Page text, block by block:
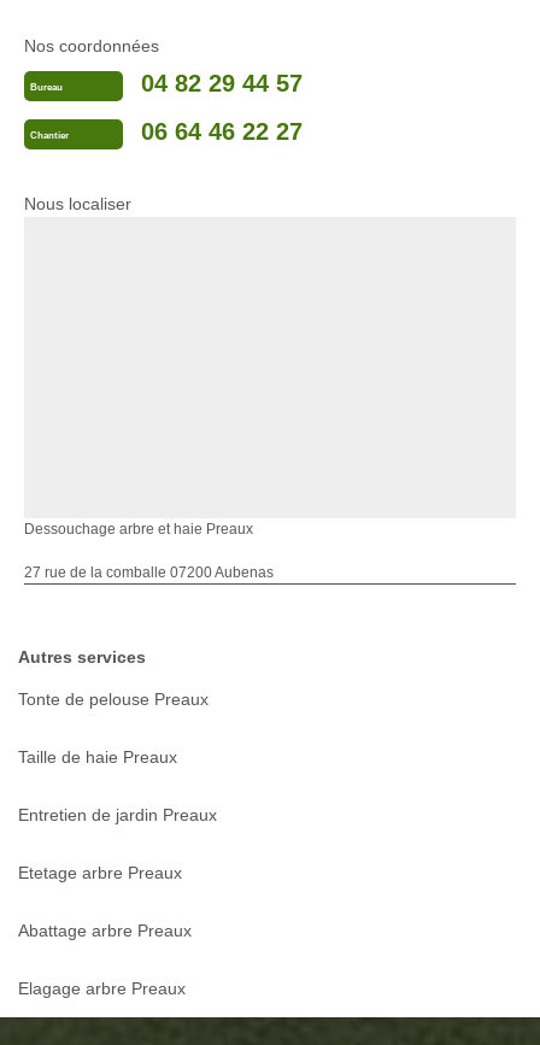
Nos coordonnées
Bureau 04 82 29 44 57
Chantier 06 64 46 22 27
Nous localiser
Dessouchage arbre et haie Preaux
27 rue de la comballe 07200 Aubenas
Autres services
Tonte de pelouse Preaux
Taille de haie Preaux
Entretien de jardin Preaux
Etetage arbre Preaux
Abattage arbre Preaux
Elagage arbre Preaux